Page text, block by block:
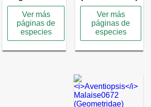
Ver más
páginas de
especies
Ver más
páginas de
especies